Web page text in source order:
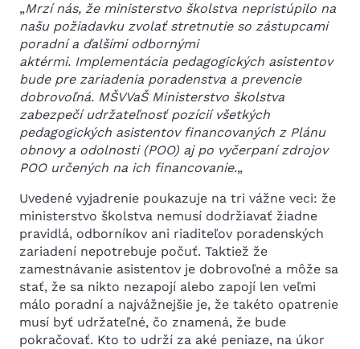
„Mrzí nás, že ministerstvo školstva nepristúpilo na
našu požiadavku zvolať stretnutie so zástupcami
poradní a ďalšími odbornými
aktérmi. Implementácia pedagogických asistentov
bude pre zariadenia poradenstva a prevencie
dobrovoľná. MŠVVaŠ Ministerstvo školstva
zabezpečí udržateľnosť pozícií všetkých
pedagogických asistentov financovaných z Plánu
obnovy a odolnosti (POO) aj po vyčerpaní zdrojov
POO určených na ich financovanie.„
Uvedené vyjadrenie poukazuje na tri vážne veci: že
ministerstvo školstva nemusí dodržiavať žiadne
pravidlá, odborníkov ani riaditeľov poradenských
zariadení nepotrebuje počuť. Taktiež že
zamestnávanie asistentov je dobrovoľné a môže sa
stať, že sa nikto nezapojí alebo zapojí len veľmi
málo poradní a najvážnejšie je, že takéto opatrenie
musí byť udržateľné, čo znamená, že bude
pokračovať. Kto to udrží za aké peniaze, na úkor